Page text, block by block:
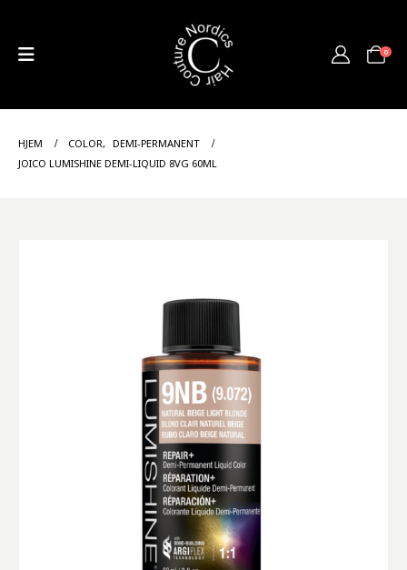
0
HJEM COLOR, DEMI-PERMANENT
JOICO LUMISHINE DEMI-LIQUID 8VG 60ML